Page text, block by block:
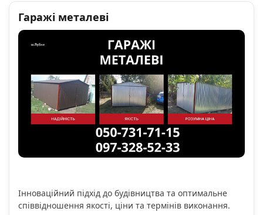
Гаражі металеві
Інноваційний підхід до будівництва та оптимальне
співвідношення якості, ціни та термінів виконання.